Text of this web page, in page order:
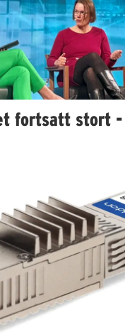
fortsatt stort -